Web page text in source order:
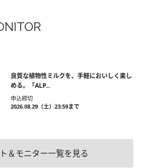
良質な植物性ミルクを、手軽においしく楽し
める。「ALP...
申込締切
2026.08.29（土）23:59まで
＆モニター一覧を見る